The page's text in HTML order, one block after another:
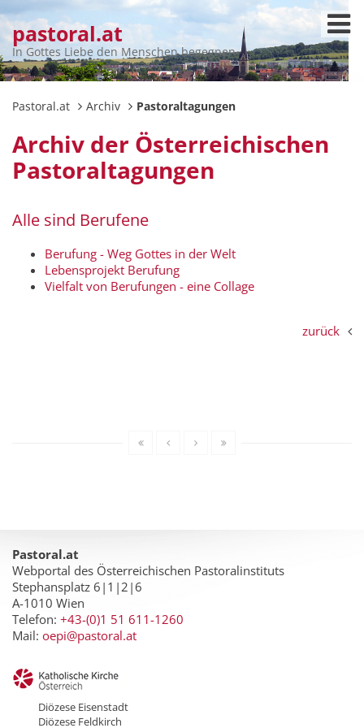
pastoral.at
In Gottes Liebe den Menschen begegnen
Pastoral.at Archiv Pastoraltagungen
Archiv der Österreichischen
Pastoraltagungen
Alle sind Berufene
Berufung - Weg Gottes in der Welt
Lebensprojekt Berufung
Vielfalt von Berufungen - eine Collage
zurück
Pastoral.at
Webportal des Österreichischen Pastoralinstituts
Stephansplatz 6|1|2|6
A-1010 Wien
Telefon: +43-(0)1 51 611-1260
Mail: oepi@pastoral.at
Diözese Eisenstadt
Diözese Feldkirch